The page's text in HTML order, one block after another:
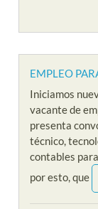
EMPLEO
Iniciamos
vacante de
presenta
técnico,
contables
por esto, que